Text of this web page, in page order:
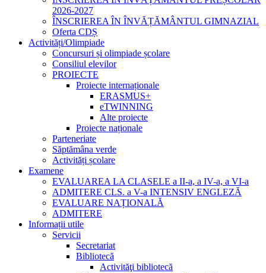
2026-2027
ÎNSCRIEREA ÎN ÎNVĂȚĂMÂNTUL GIMNAZIAL
Oferta CDȘ
Activități/Olimpiade
Concursuri și olimpiade școlare
Consiliul elevilor
PROIECTE
Proiecte internaționale
ERASMUS+
eTWINNING
Alte proiecte
Proiecte naționale
Parteneriate
Săptămâna verde
Activități școlare
Examene
EVALUAREA LA CLASELE a II-a, a IV-a, a VI-a
ADMITERE CLS. a V-a INTENSIV ENGLEZĂ
EVALUARE NAȚIONALĂ
ADMITERE
Informații utile
Servicii
Secretariat
Bibliotecă
Activităţi bibliotecă